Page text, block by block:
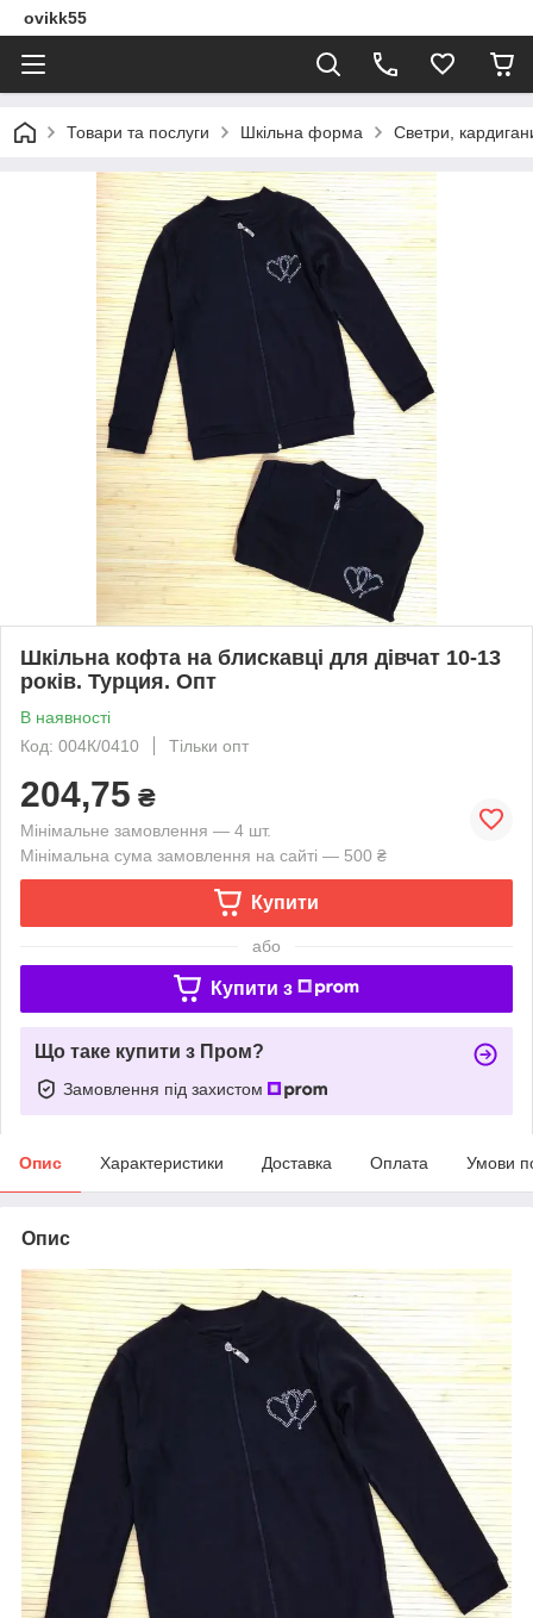
ovikk55
Товари та послуги Шкільна форма Светри,
Шкільна кофта на блискавці для дівчат 10-13
років. Турция. Опт
В наявності
Код: 004К/0410
Тільки опт
204,75 ₴
Мінімальне замовлення — 4 шт.
Мінімальна сума замовлення на сайті — 500 ₴
Купити
або
Купити з
Що таке купити з Пром?
Замовлення під захистом
Опис Характеристики Доставка Оплата Умови
Опис